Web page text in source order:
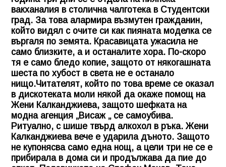
вакханалия в столична чалготека в Студентски
град. За това алармира възмутен гражданин,
който видял с очите си как пияната моделка се
въргаля по земята. Красавицата ужасила не
само близките, а и останалите хора. По-скоро
тя е само бледо копие, защото от някогашната
шеста по хубост в света не е останало
нищо.Читателят, който по това време се оказал
в дискотеката моли някой да окаже помощ на
Жени Калканджиева, защото шефката на
модна агенция „Висаж „ се самоубива.
Ритуално, с шише твърд алкохол в ръка. Жени
Калканджиева вече е ударила дъното. Защото
не купонясва само една нощ, а цели три не се е
прибирала в дома си и продължава да пие до